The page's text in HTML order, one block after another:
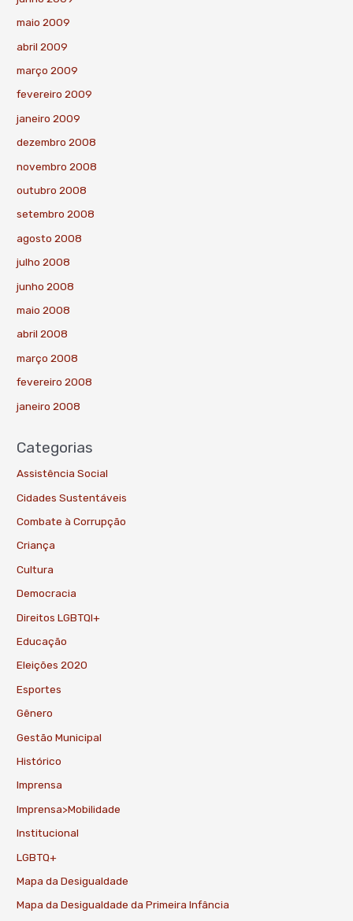
maio 2009
abril 2009
março 2009
fevereiro 2009
janeiro 2009
dezembro 2008
novembro 2008
outubro 2008
setembro 2008
agosto 2008
julho 2008
junho 2008
maio 2008
abril 2008
março 2008
fevereiro 2008
janeiro 2008
Categorias
Assistência Social
Cidades Sustentáveis
Combate à Corrupção
Criança
Cultura
Democracia
Direitos LGBTQI+
Educação
Eleições 2020
Esportes
Gênero
Gestão Municipal
Histórico
Imprensa
Imprensa>Mobilidade
Institucional
LGBTQ+
Mapa da Desigualdade
Mapa da Desigualdade da Primeira Infância